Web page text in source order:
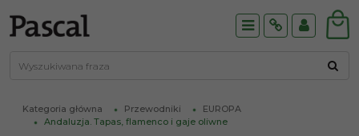
MenuInfoPanel
Kategoria główna Przewodniki
EUROPA
Andaluzja. Tapas, flamenco i gaje oliwne